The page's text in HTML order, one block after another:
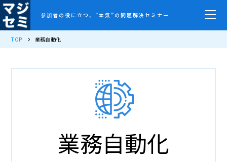
参加者の役に立つ、”本気”の問題解決セミナー
TOP 業務自動化
業務自動化